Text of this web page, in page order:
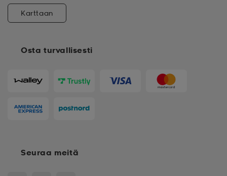
Osta turvallisesti
Karttaan
Seuraa meitä